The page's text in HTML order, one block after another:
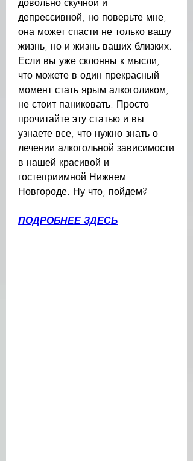
депрессивной, но поверьте мне,
она может спасти не только вашу
жизнь, но и жизнь ваших близких.
Если вы уже склонны к мысли,
что можете в один прекрасный
момент стать ярым алкоголиком,
не стоит паниковать. Просто
прочитайте эту статью и вы
узнаете все, что нужно знать о
лечении алкогольной зависимости
в нашей красивой и
гостеприимной Нижнем
Новгороде. Ну что, пойдем?
ПОДРОБНЕЕ ЗДЕСЬ